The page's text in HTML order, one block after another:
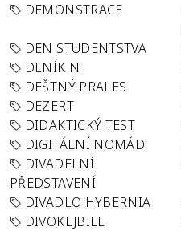
DEMONSTRACE
DEN STUDENTSTVA
DENÍK N
DEŠTNÝ PRALES
DEZERT
DIDAKTICKÝ TEST
DIGITÁLNÍ NOMÁD
DIVADELNÍ
PŘEDSTAVENÍ
DIVADLO HYBERNIA
DIVOKEJBILL